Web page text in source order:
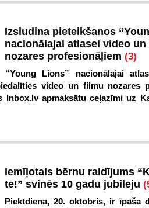
Izsludina pieteikšanos
nacionālajai atlasei video
nozares profesionāļiem (3)
“Young Lions” nacionālajai
video un filmu nozares
Inbox.lv apmaksātu ceļazīmi uz
Iemīļotais bērnu raidījums
te!” svinēs 10 gadu jubileju
Piektdiena, 20. oktobris, ir īpaša